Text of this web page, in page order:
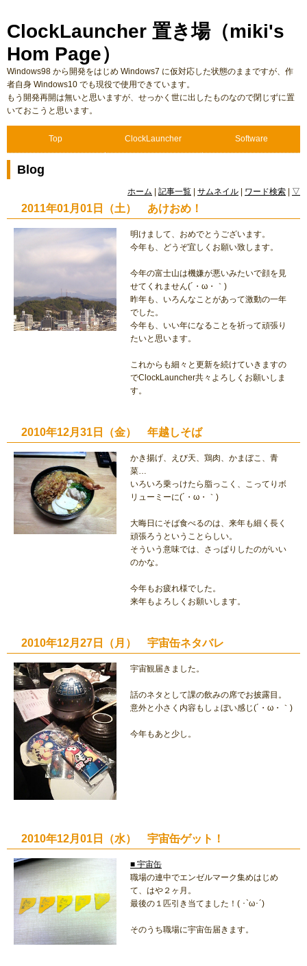
ClockLauncher 置き場（miki's
Hom Page）
Windows98 から開発をはじめ Windows7 に仮対応した状態のままですが、作
者自身 Windows10 でも現役で使用できています。
もう開発再開は無いと思いますが、せっかく世に出したものなので閉じずに置
いておこうと思います。
Top ClockLauncher Software
Blog
ホーム 記事一覧 サムネイル ワード検索 ▽
2011年01月01日（土） あけおめ！
明けまして、おめでとうございます。
今年も、どうぞ宜しくお願い致します。
今年の富士山は機嫌が悪いみたいで顔を見
せてくれません(´・ω・｀)
昨年も、いろんなことがあって激動の一年
でした。
今年も、いい年になることを祈って頑張り
たいと思います。
これからも細々と更新を続けていきますの
でClockLauncher共々よろしくお願いしま
す。
2010年12月31日（金） 年越しそば
かき揚げ、えび天、鶏肉、かまぼこ、青
菜…
いろいろ乗っけたら脂っこく、こってりボ
リューミーに(´・ω・｀)
大晦日にそば食べるのは、来年も細く長く
頑張ろうということらしい。
そういう意味では、さっぱりしたのがいい
のかな。
今年もお疲れ様でした。
来年もよろしくお願いします。
2010年12月27日（月） 宇宙缶ネタバレ
宇宙観届きました。
話のネタとして課の飲みの席でお披露目。
意外と小さく内容もしょぼい感じ(´・ω・｀)
今年もあと少し。
2010年12月01日（水） 宇宙缶ゲット！
■ 宇宙缶
職場の連中でエンゼルマーク集めはじめ
て、はや２ヶ月。
最後の１匹引き当てました！( ･`ω･´)
そのうち職場に宇宙缶届きます。